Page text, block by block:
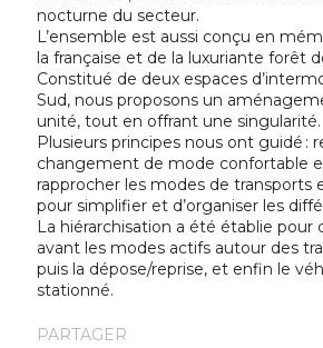
nocturne du secteur.
L’ensemble est aussi conçu en
la française et de la luxuriante forêt
Constitué de deux espaces
Sud, nous proposons un
unité, tout en offrant une singularité.
Plusieurs principes nous ont guidé :
changement de mode confortable
rapprocher les modes de transports
pour simplifier et d’organiser les
La hiérarchisation a été établie pour
avant les modes actifs autour des
puis la dépose/reprise, et enfin le
stationné.
PARTAGER